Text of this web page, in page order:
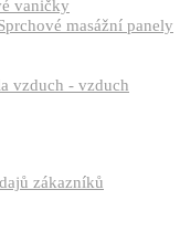
vaničky
masážní panely
vzduch - vzduch
zákazníků